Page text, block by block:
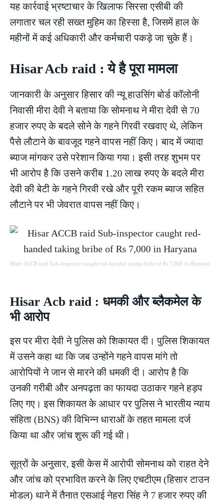
यह कार्रवाई भ्रष्टाचार के खिलाफ सिरसा एसीबी की
लगातार चल रही सख्त मुहिम का हिस्सा है, जिसमें हाल के
महीनों में कई अधिकारी और कर्मचारी पकड़े जा चुके हैं।
Hisar Acb raid : ये है पूरा मामला
जानकारी के अनुसार हिसार की न्यू हाउसिंग बोर्ड कॉलोनी
निवासी मीरा देवी ने बताया कि सोमनाथ ने मीरा देवी से 70
हजार रुपए के बदले सोने के गहने गिरवी रखवाए थे, लेकिन
पैसे लौटाने के बावजूद गहने वापस नहीं किए। बाद में ज्यादा
ब्याज मांगकर उसे परेशान किया गया। इसी तरह शुभम पर
भी आरोप है कि उसने करीब 1.20 लाख रुपए के बदले मीरा
देवी की बेटी के गहने गिरवी रखे और पूरी रकम ब्याज सहित
लौटाने पर भी जेवरात वापस नहीं किए।
Hisar ACCB raid Sub-inspector caught red-handed taking bribe of Rs 7,000 in Haryana
Hisar Acb raid : धमकी और ब्लैकमेल के
भी आरोप
इस पर मीरा देवी ने पुलिस को शिकायत दी। पुलिस शिकायत
में उसने कहा था कि जब उन्होंने गहने वापस मांगे तो
आरोपियों ने जान से मारने की धमकी दी। आरोप है कि
उनकी गरीबी और अनपढ़ता का फायदा उठाकर गहने हड़प
लिए गए। इस शिकायत के आधार पर पुलिस ने भारतीय न्याय
संहिता (BNS) की विभिन्न धाराओं के तहत मामला दर्ज
किया था और जांच शुरू की गई थी।
सूत्रों के अनुसार, इसी केस में आरोपी सोमनाथ को राहत देने
और जांच को प्रभावित करने के लिए एचटीएम (हिसार टाउन
मोडल) थाने में तैनात एसआई नेहरा सिंह ने 7 हजार रुपए की